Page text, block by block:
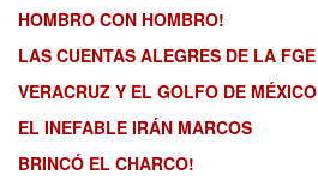
HOMBRO CON HOMBRO!
LAS CUENTAS ALEGRES DE LA FGE
VERACRUZ Y EL GOLFO DE MÉXICO
EL INEFABLE IRÁN MARCOS
BRINCÓ EL CHARCO!